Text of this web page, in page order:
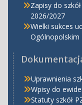
Zapisy do
2026/2027
Wielki sukces
Ogólnopolskim
Uprawnienia
Wpisy do
Statuty szkół